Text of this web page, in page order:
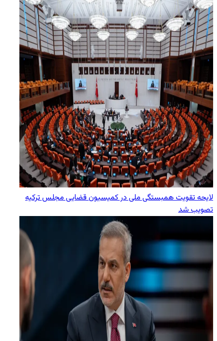
لایحه تقویت همبستگی ملی در کمیسیون قضایی مجلس ترکیه
تصویب شد